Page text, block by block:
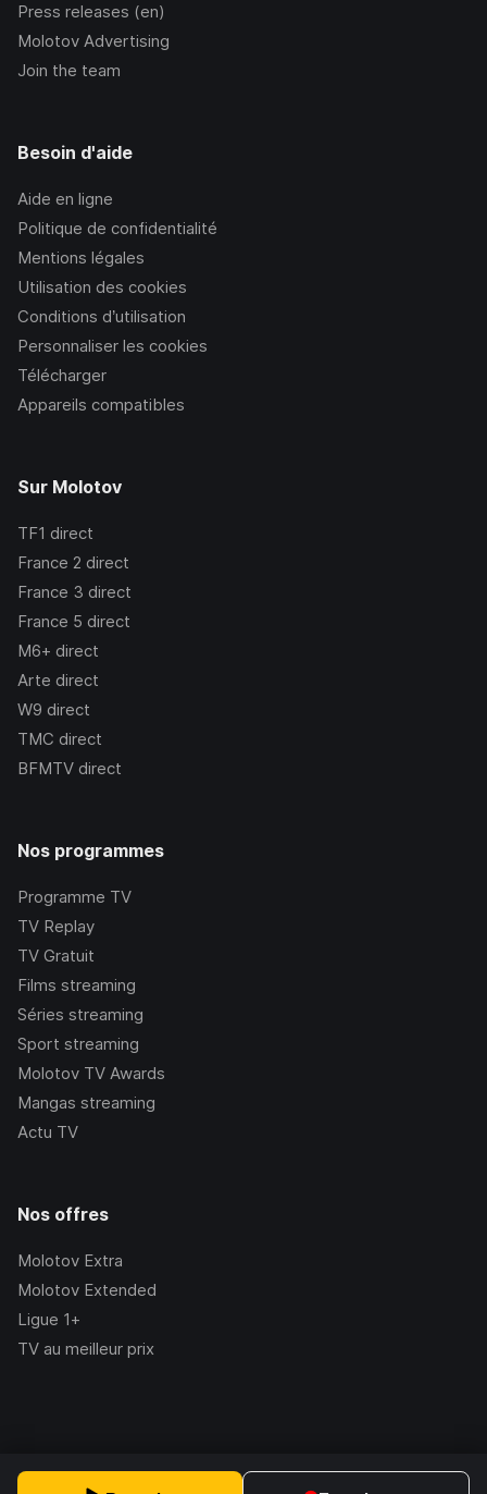
Press releases (en)
Molotov Advertising
Join the team
Besoin d'aide
Aide en ligne
Politique de confidentialité
Mentions légales
Utilisation des cookies
Conditions d’utilisation
Personnaliser les cookies
Télécharger
Appareils compatibles
Sur Molotov
TF1 direct
France 2 direct
France 3 direct
France 5 direct
M6+ direct
Arte direct
W9 direct
TMC direct
BFMTV direct
Nos programmes
Programme TV
TV Replay
TV Gratuit
Films streaming
Séries streaming
Sport streaming
Molotov TV Awards
Mangas streaming
Actu TV
Nos offres
Molotov Extra
Molotov Extended
Ligue 1+
TV au meilleur prix
2.228.1